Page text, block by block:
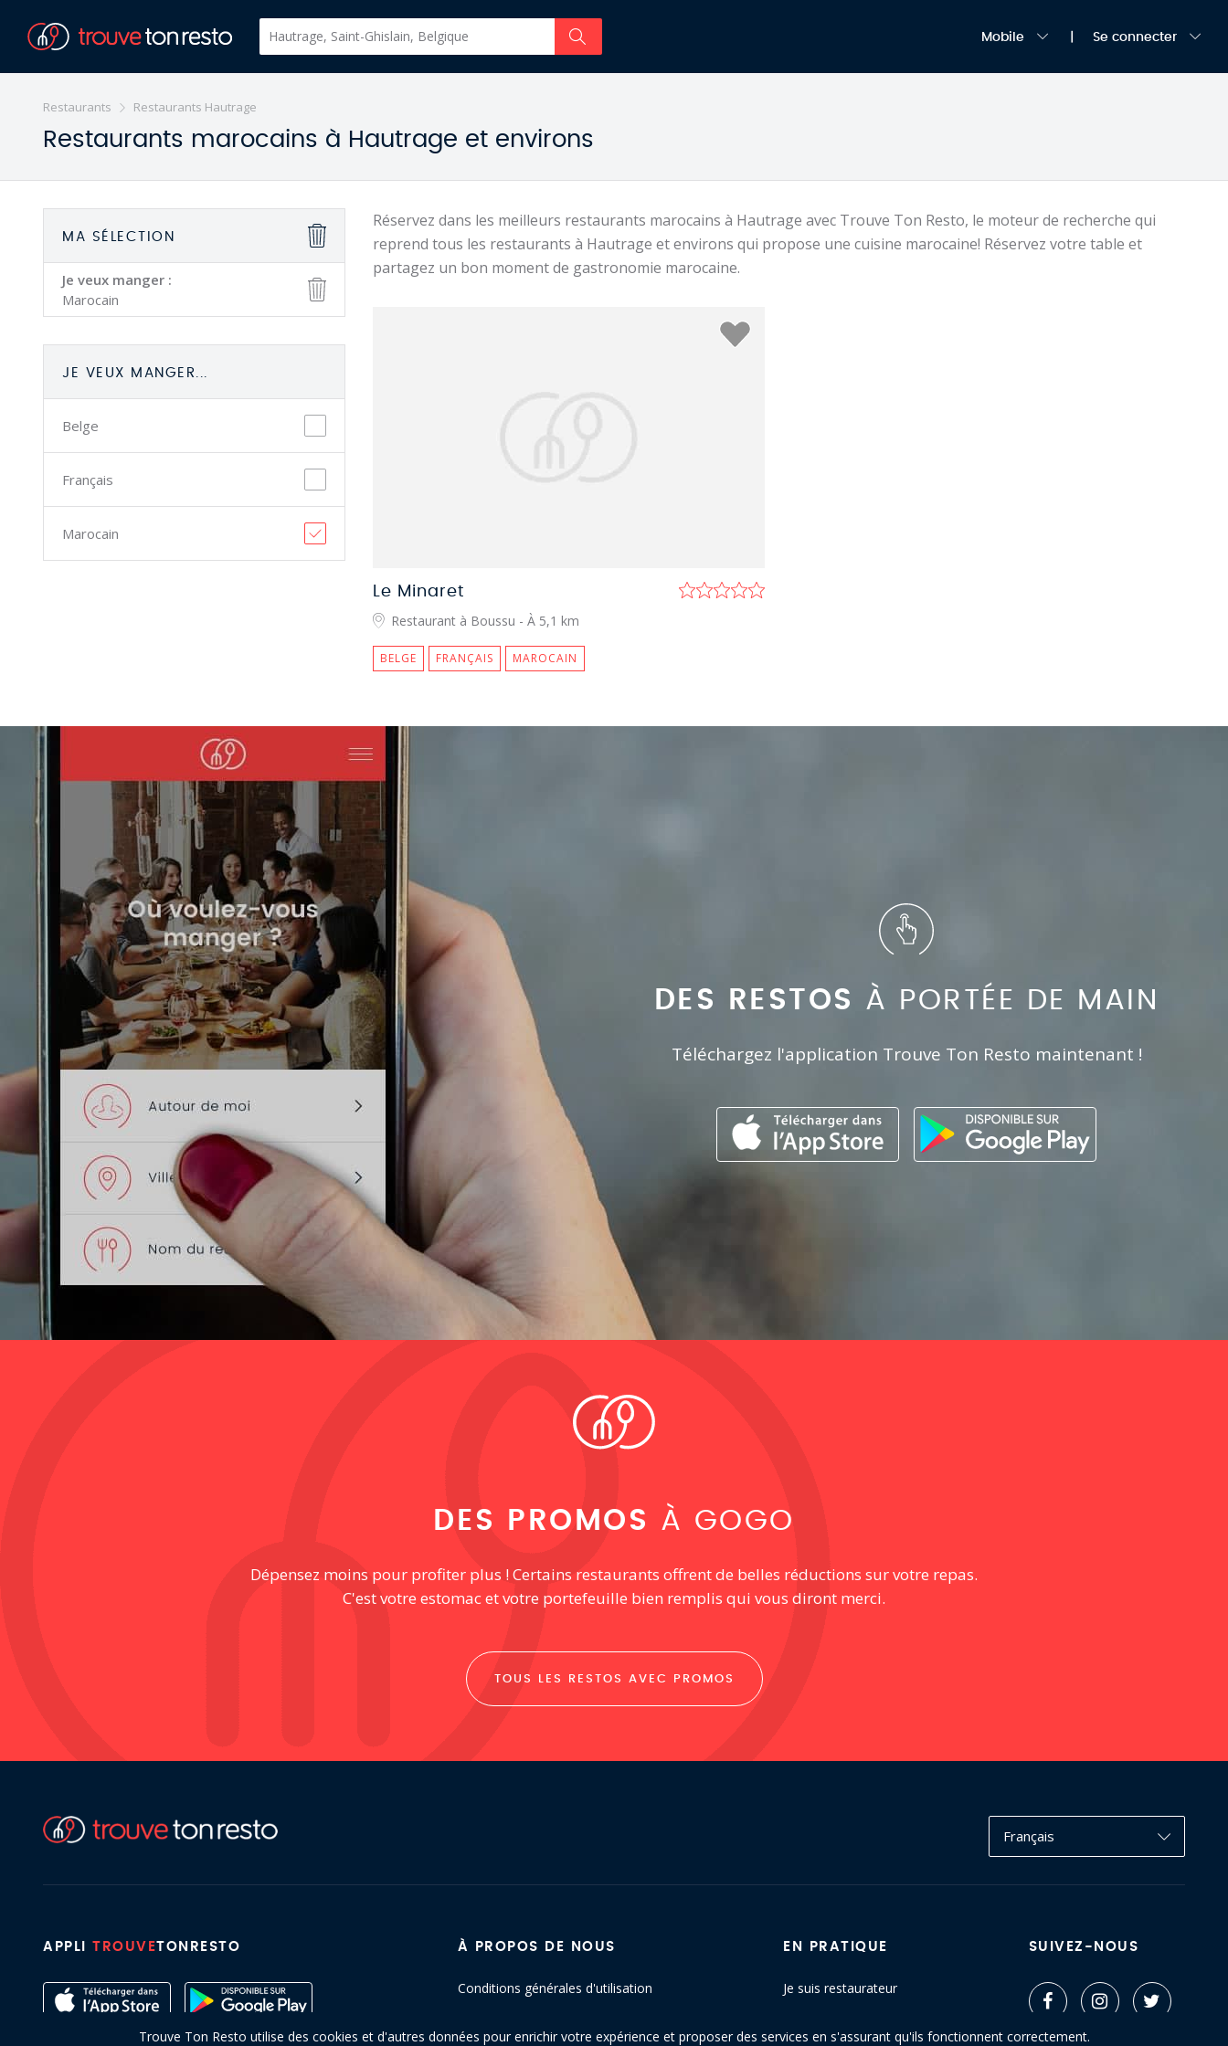
Mobile Se connecter
Restaurants Restaurants Hautrage
Restaurants marocains à Hautrage et environs
MA SÉLECTION
Je veux manger :
Marocain
JE VEUX MANGER...
Belge
Français
Marocain
Réservez dans les meilleurs restaurants marocains à Hautrage avec Trouve Ton Resto, le moteur de recherche qui
reprend tous les restaurants à Hautrage et environs qui propose une cuisine marocaine! Réservez votre table et
partagez un bon moment de gastronomie marocaine.
Le Minaret
Restaurant à Boussu - À 5,1 km
BELGE FRANÇAIS MAROCAIN
DES RESTOS À PORTÉE DE MAIN
Téléchargez l'application Trouve Ton Resto maintenant !
DES PROMOS À GOGO
Dépensez moins pour profiter plus ! Certains restaurants offrent de belles réductions sur votre repas.
C'est votre estomac et votre portefeuille bien remplis qui vous diront merci.
TOUS LES RESTOS AVEC PROMOS
Trouve Ton Resto utilise des cookies et d'autres données pour enrichir votre expérience et proposer des services en s'assurant qu'ils fonctionnent correctement.
Français
APPLI TROUVETONRESTO À PROPOS DE NOUS
Conditions générales d'utilisation
EN PRATIQUE
Je suis restaurateur
SUIVEZ-NOUS